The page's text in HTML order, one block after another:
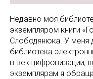
Недавно моя
экземпляром книги
Слободянюка. У меня
библиотека
в век цифровизации,
экземплярам я